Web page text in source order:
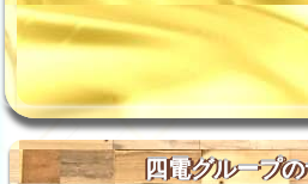
四電グループ